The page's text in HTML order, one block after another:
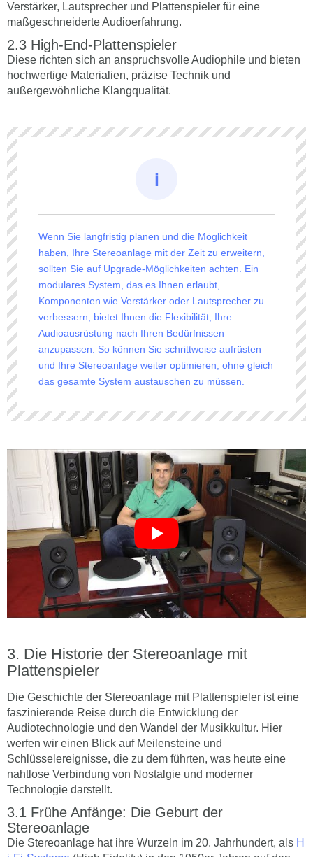
Verstärker, Lautsprecher und Plattenspieler für eine
maßgeschneiderte Audioerfahrung.
High-End-Plattenspieler
Diese richten sich an anspruchsvolle Audiophile und bieten
hochwertige Materialien, präzise Technik und
außergewöhnliche Klangqualität.
Wenn Sie langfristig planen und die Möglichkeit
haben, Ihre Stereoanlage mit der Zeit zu erweitern,
sollten Sie auf Upgrade-Möglichkeiten achten. Ein
modulares System, das es Ihnen erlaubt,
Komponenten wie Verstärker oder Lautsprecher zu
verbessern, bietet Ihnen die Flexibilität, Ihre
Audioausrüstung nach Ihren Bedürfnissen
anzupassen. So können Sie schrittweise aufrüsten
und Ihre Stereoanlage weiter optimieren, ohne gleich
das gesamte System austauschen zu müssen.
Die Historie der Stereoanlage mit
Plattenspieler
Die Geschichte der Stereoanlage mit Plattenspieler ist eine
faszinierende Reise durch die Entwicklung der
Audiotechnologie und den Wandel der Musikkultur. Hier
werfen wir einen Blick auf Meilensteine und
Schlüsselereignisse, die zu dem führten, was heute eine
nahtlose Verbindung von Nostalgie und moderner
Technologie darstellt.
Frühe Anfänge: Die Geburt der
Stereoanlage
Die Stereoanlage hat ihre Wurzeln im 20. Jahrhundert, als H